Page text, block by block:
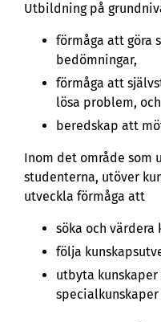
Utbildning på
förmåga att göra
bedömningar,
förmåga att
lösa problem, och
beredskap att
Inom det område som
studenterna, utöver
utveckla förmåga att
söka och värdera
följa
utbyta